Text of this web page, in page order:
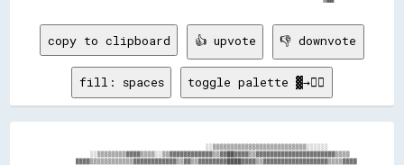
copy to clipboard 👍 upvote 👎 downvote
fill: spaces toggle palette ▓→✊🏽
                                            ░░▒▒▒▒▒▒▒▒▒▒▒▒▒▒▒▒▒▒▒▒▒▒▒▒▒▒░░░░░░
            ░░▒▒▒▒▒▒▒▒▓▓▓▓▒▒▒▒░░▒▒▓▓▓▓▓▓▓▓▓▓▓▓▒▒▓▓██▓▓▓▓▒▒▓▓▓▓▓▓▓▓▓▓▓▓▓▓▓▓▓▓▓▓▓▓▒▒▒▒
        ▓▓▓▓▒▒▒▒▒▒▒▒▒▒▒▒▓▓▓▓▓▓▓▓▓▓▓▓▒▒▓▓▒▒▓▓▓▓▓▓▓▓████▓▓▓▓▒▒▓▓▓▓▓▓▓▓▓▓▓▓▓▓▓▓▓▓▒▒▒▒▓▓▓▓